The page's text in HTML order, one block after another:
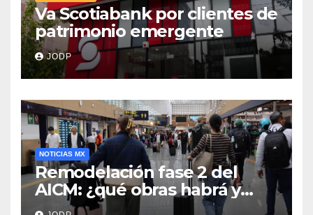
Va Scotiabank por clientes de
patrimonio emergente
JODP
NOTICIAS MX
Remodelación fase 2 del
AICM: ¿qué obras habrá y
afectarán los vuelos durante